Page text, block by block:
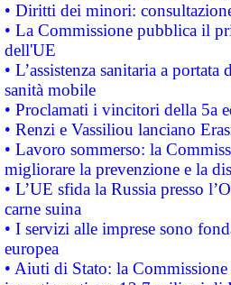
• Diritti dei minori:
• La Commissione pubblica il
dell'UE
• L’assistenza sanitaria a
sanità mobile
• Proclamati i vincitori della 5a
• Renzi e Vassiliou lanciano
• Lavoro sommerso: la
migliorare la prevenzione e la
• L’UE sfida la Russia presso
carne suina
• I servizi alle imprese sono
europea
• Aiuti di Stato: la